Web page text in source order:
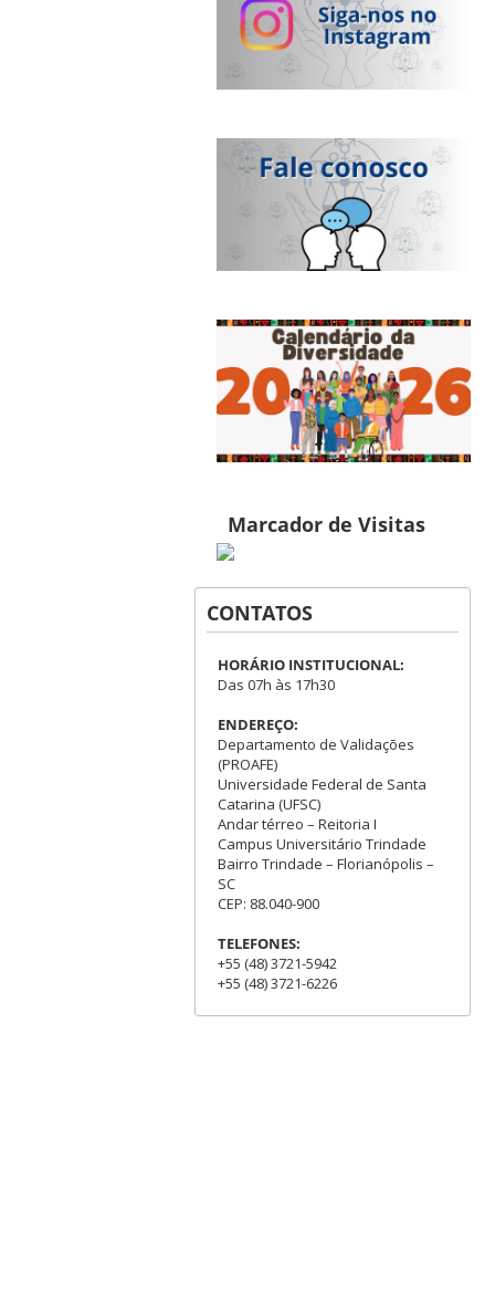
Marcador de Visitas
CONTATOS
HORÁRIO INSTITUCIONAL:
Das 07h às 17h30
ENDEREÇO:
Departamento de Validações
(PROAFE)
Universidade Federal de Santa
Catarina (UFSC)
Andar térreo – Reitoria I
Campus Universitário Trindade
Bairro Trindade – Florianópolis –
SC
CEP: 88.040-900
TELEFONES:
+55 (48) 3721-5942
+55 (48) 3721-6226